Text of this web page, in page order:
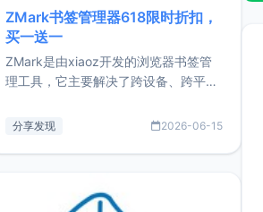
ZMark书签管理器618限时折扣，
买一送一
ZMark是由xiaoz开发的浏览器书签管
理工具，它主要解决了跨设备、跨平
做到一处部署、随处访问。同时，它还
量级： 使用Bun + Hono.js
分享发现 2026-06-15